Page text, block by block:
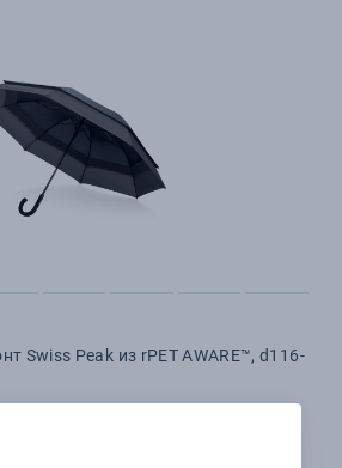
Swiss Peak из rPET AWARE™, d116-